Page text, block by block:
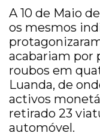
A 10 de Maio
os mesmos
acabariam por
roubos em
Luanda, de
activos
retirado 23
automóvel.